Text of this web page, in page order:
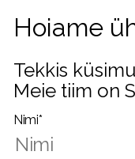
Hoiame
Tekkis
Meie tiim on
Nimi*